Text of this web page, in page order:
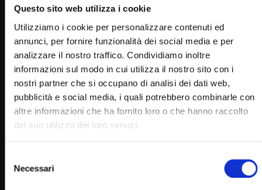
Questo sito web utilizza i cookie
Utilizziamo i cookie per personalizzare contenuti ed
annunci, per fornire funzionalità dei social media e per
analizzare il nostro traffico. Condividiamo inoltre
informazioni sul modo in cui utilizza il nostro sito con i
nostri partner che si occupano di analisi dei dati web,
pubblicità e social media, i quali potrebbero combinarle con
altre informazioni che ha fornito loro o che hanno raccolto
dal suo utilizzo dei loro servizi.
delNecessari
settembre 2022
STAFF
22/09/2022
0